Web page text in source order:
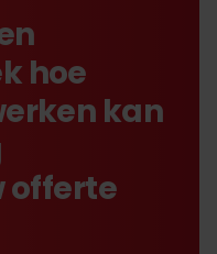
hoe
kan
offerte